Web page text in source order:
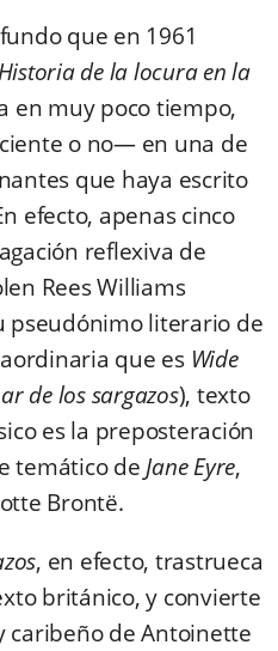
que en 1961
Historia de la locura en la
en muy poco tiempo,
o no— en una de
que haya escrito
efecto, apenas cinco
reflexiva de
Rees Williams
pseudónimo literario de
que es Wide
de los sargazos), texto
es la preposteración
temático de Jane Eyre,
Brontë.
, en efecto, trastrueca
británico, y convierte
caribeño de Antoinette